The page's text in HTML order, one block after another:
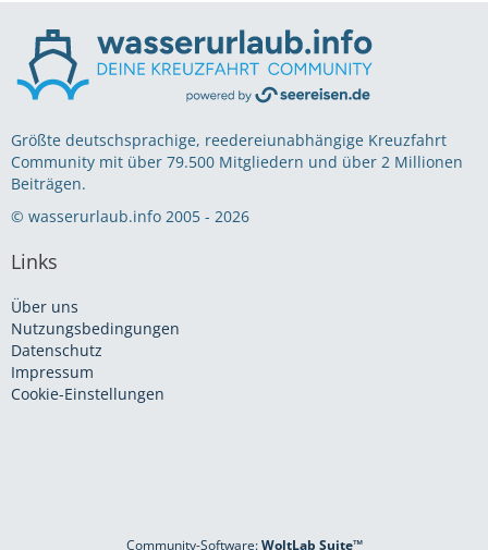
Größte deutschsprachige, reedereiunabhängige Kreuzfahrt
Community mit über 79.500 Mitgliedern und über 2 Millionen
Beiträgen.
© wasserurlaub.info 2005 - 2026
Links
Über uns
Nutzungsbedingungen
Datenschutz
Impressum
Cookie-Einstellungen
Community-Software:WoltLab Suite™